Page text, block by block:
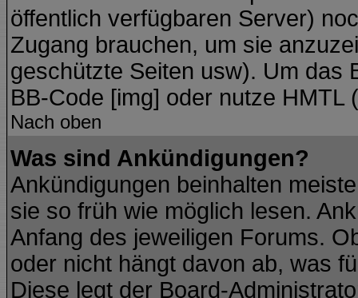
öffentlich verfügbaren Server)
Zugang brauchen, um sie
geschützte Seiten usw). Um das
BB-Code [img] oder nutze HMTL
Nach oben
Was sind Ankündigungen?
Ankündigungen beinhalten
sie so früh wie möglich lesen.
Anfang des jeweiligen Forums.
oder nicht hängt davon ab, was
Diese legt der Board-